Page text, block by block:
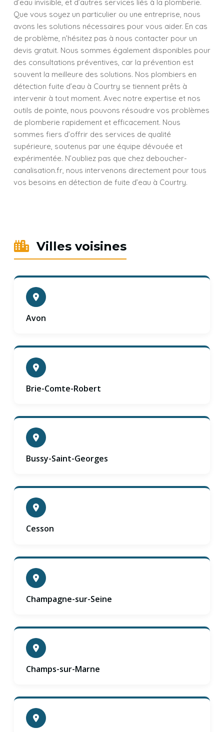
d’eau invisible, et d’autres services liés à la plomberie.
Que vous soyez un particulier ou une entreprise, nous
avons les solutions nécessaires pour vous aider. En cas
de problème, n’hésitez pas à nous contacter pour un
devis gratuit. Nous sommes également disponibles pour
des consultations préventives, car la prévention est
souvent la meilleure des solutions. Nos plombiers en
détection fuite d’eau à Courtry se tiennent prêts à
intervenir à tout moment. Avec notre expertise et nos
outils de pointe, nous pouvons résoudre vos problèmes
de plomberie rapidement et efficacement. Nous
sommes fiers d’offrir des services de qualité
supérieure, soutenus par une équipe dévouée et
expérimentée. N’oubliez pas que chez deboucher-
canalisation.fr, nous intervenons directement pour tous
vos besoins en détection de fuite d’eau à Courtry.
Villes voisines
Avon
Brie-Comte-Robert
Bussy-Saint-Georges
Cesson
Champagne-sur-Seine
Champs-sur-Marne